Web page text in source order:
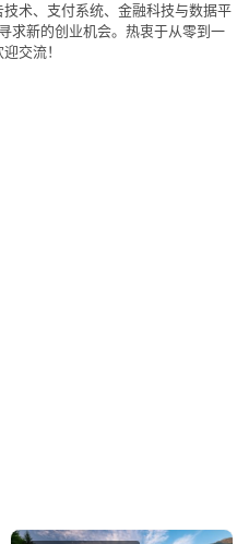
术、支付系统、金融科技与数据平
求新的创业机会。热衷于从零到一
交流！